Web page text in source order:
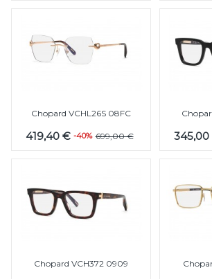
Chopard VCHL26S 08FC
419,40 € -40% 699,00 €
Chopard VCH372 0909